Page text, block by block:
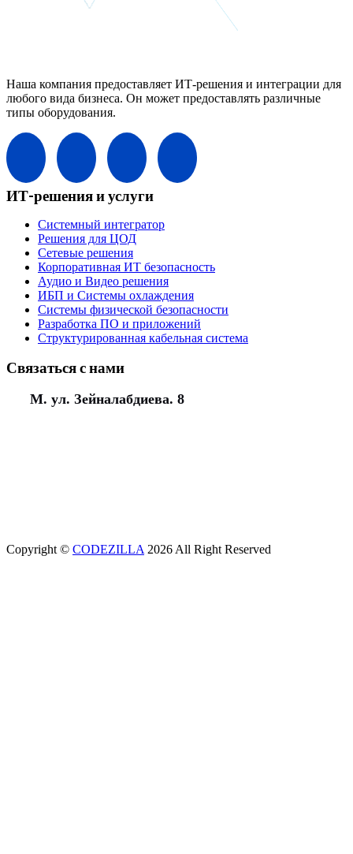
Наша компания предоставляет ИТ-решения и интеграции для
любого вида бизнеса. Он может предоставлять различные
типы оборудования.
ИТ-решения и услуги
Системный интегратор
Решения для ЦОД
Сетевые решения
Корпоративная ИТ безопасность
Аудио и Видео решения
ИБП и Системы охлаждения
Системы физической безопасности
Разработка ПО и приложений
Структурированная кабельная система
Связаться с нами
М. ул. Зейналабдиева. 8
Copyright © CODEZILLA 2026 All Right Reserved